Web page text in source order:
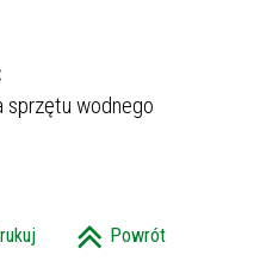
sprzętu wodnego
Powrót